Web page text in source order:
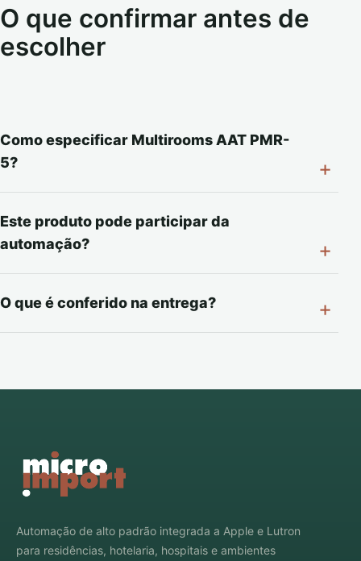
O que confirmar antes de
escolher
Como especificar Multirooms AAT PMR-
5?
Este produto pode participar da
automação?
O que é conferido na entrega?
Automação de alto padrão integrada a Apple e Lutron
para residências, hotelaria, hospitais e ambientes